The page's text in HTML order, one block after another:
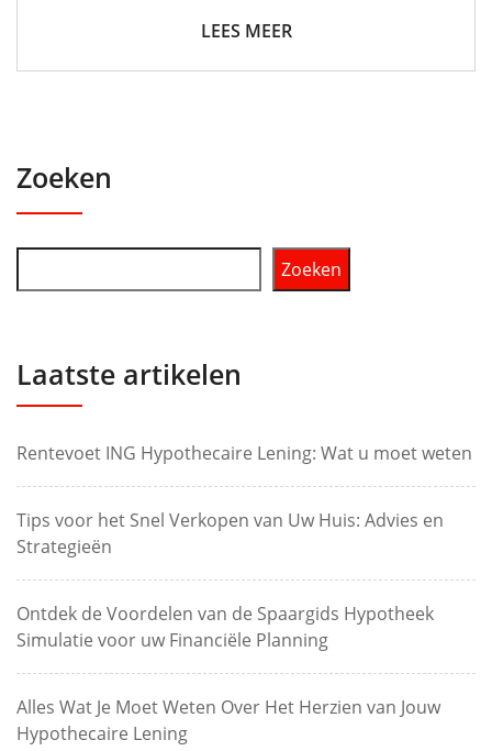
LEES MEER
Zoeken
Zoeken
Laatste artikelen
Rentevoet ING Hypothecaire Lening: Wat u moet weten
Tips voor het Snel Verkopen van Uw Huis: Advies en
Strategieën
Ontdek de Voordelen van de Spaargids Hypotheek
Simulatie voor uw Financiële Planning
Alles Wat Je Moet Weten Over Het Herzien van Jouw
Hypothecaire Lening